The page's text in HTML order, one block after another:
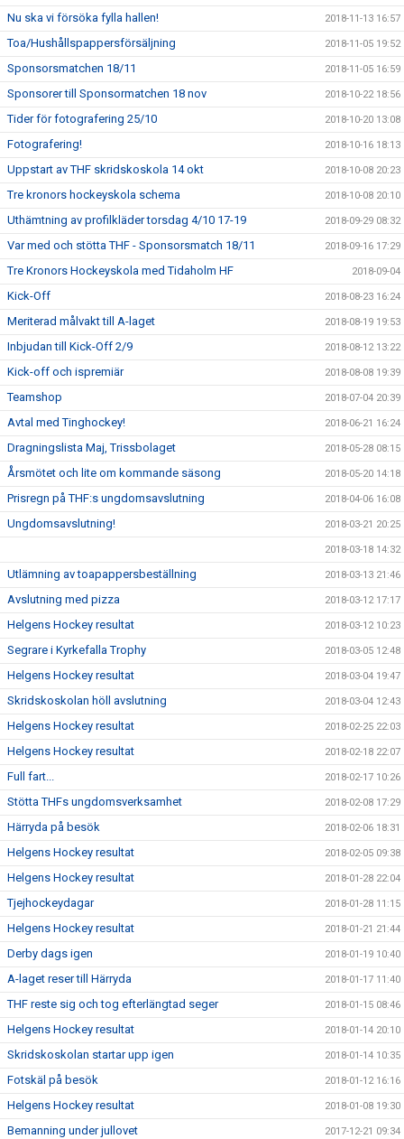
Nu ska vi försöka fylla hallen! 2018-11-13 16:57
Toa/Hushållspappersförsäljning 2018-11-05 19:52
Sponsorsmatchen 18/11 2018-11-05 16:59
Sponsorer till Sponsormatchen 18 nov 2018-10-22 18:56
Tider för fotografering 25/10 2018-10-20 13:08
Fotografering! 2018-10-16 18:13
Uppstart av THF skridskoskola 14 okt 2018-10-08 20:23
Tre kronors hockeyskola schema 2018-10-08 20:10
Uthämtning av profilkläder torsdag 4/10 17-19 2018-09-29 08:32
Var med och stötta THF - Sponsorsmatch 18/11 2018-09-16 17:29
Tre Kronors Hockeyskola med Tidaholm HF 2018-09-04
Kick-Off 2018-08-23 16:24
Meriterad målvakt till A-laget 2018-08-19 19:53
Inbjudan till Kick-Off 2/9 2018-08-12 13:22
Kick-off och ispremiär 2018-08-08 19:39
Teamshop 2018-07-04 20:39
Avtal med Tinghockey! 2018-06-21 16:24
Dragningslista Maj, Trissbolaget 2018-05-28 08:15
Årsmötet och lite om kommande säsong 2018-05-20 14:18
Prisregn på THF:s ungdomsavslutning 2018-04-06 16:08
Ungdomsavslutning! 2018-03-21 20:25
2018-03-18 14:32
Utlämning av toapappersbeställning 2018-03-13 21:46
Avslutning med pizza 2018-03-12 17:17
Helgens Hockey resultat 2018-03-12 10:23
Segrare i Kyrkefalla Trophy 2018-03-05 12:48
Helgens Hockey resultat 2018-03-04 19:47
Skridskoskolan höll avslutning 2018-03-04 12:43
Helgens Hockey resultat 2018-02-25 22:03
Helgens Hockey resultat 2018-02-18 22:07
Full fart... 2018-02-17 10:26
Stötta THFs ungdomsverksamhet 2018-02-08 17:29
Härryda på besök 2018-02-06 18:31
Helgens Hockey resultat 2018-02-05 09:38
Helgens Hockey resultat 2018-01-28 22:04
Tjejhockeydagar 2018-01-28 11:15
Helgens Hockey resultat 2018-01-21 21:44
Derby dags igen 2018-01-19 10:40
A-laget reser till Härryda 2018-01-17 11:40
THF reste sig och tog efterlängtad seger 2018-01-15 08:46
Helgens Hockey resultat 2018-01-14 20:10
Skridskoskolan startar upp igen 2018-01-14 10:35
Fotskäl på besök 2018-01-12 16:16
Helgens Hockey resultat 2018-01-08 19:30
Bemanning under jullovet 2017-12-21 09:34